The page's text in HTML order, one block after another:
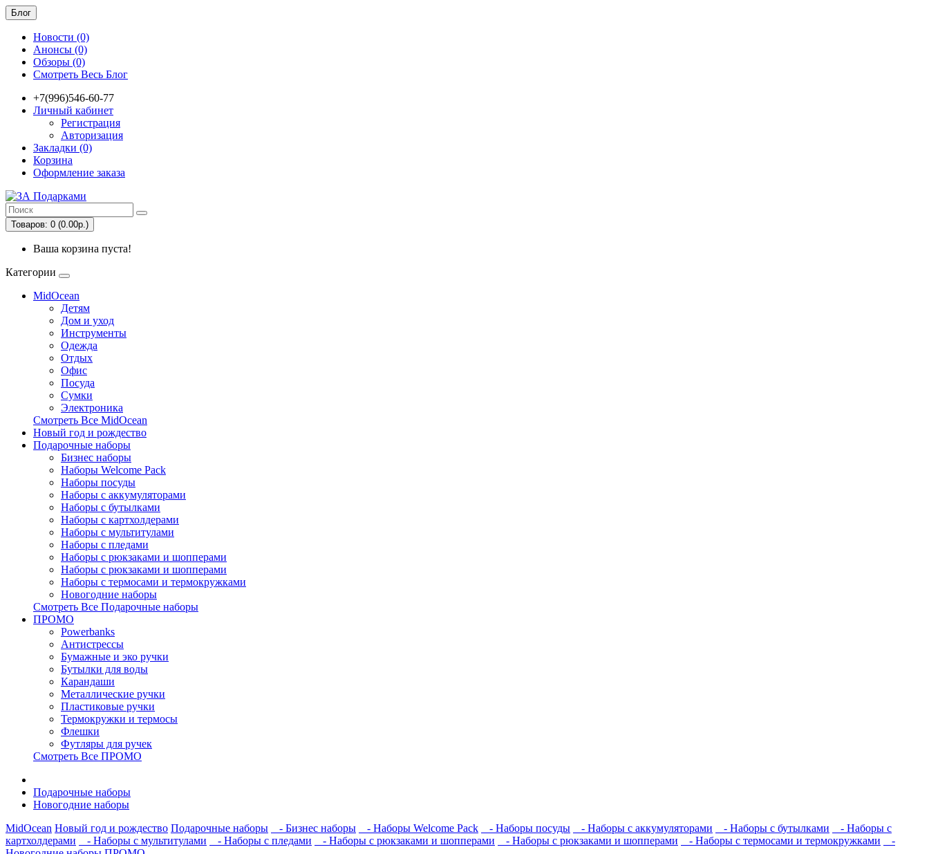
Блог
Новости (0)
Анонсы (0)
Обзоры (0)
Смотреть Весь Блог
+7(996)546-60-77
Личный кабинет
Регистрация
Авторизация
Закладки (0)
Корзина
Оформление заказа
Товаров: 0 (0.00р.)
Ваша корзина пуста!
Категории
MidOcean
Детям
Дом и уход
Инструменты
Одежда
Отдых
Офис
Посуда
Сумки
Электроника
Смотреть Все MidOcean
Новый год и рождество
Подарочные наборы
Бизнес наборы
Наборы Welcome Pack
Наборы посуды
Наборы с аккумуляторами
Наборы с бутылками
Наборы с картхолдерами
Наборы с мультитулами
Наборы с пледами
Наборы с рюкзаками и шопперами
Наборы с рюкзаками и шопперами
Наборы с термосами и термокружками
Новогодние наборы
Смотреть Все Подарочные наборы
ПРОМО
Powerbanks
Антистрессы
Бумажные и эко ручки
Бутылки для воды
Карандаши
Металлические ручки
Пластиковые ручки
Термокружки и термосы
Флешки
Футляры для ручек
Смотреть Все ПРОМО
Подарочные наборы
Новогодние наборы
MidOcean Новый год и рождество Подарочные наборы - Бизнес наборы - Наборы Welcome Pack - Наборы посуды - Наборы с аккумуляторами - Наборы с бутылками
- Наборы с
картхолдерами
- Наборы с мультитулами - Наборы с пледами - Наборы с рюкзаками и шопперами - Наборы с рюкзаками и шопперами - Наборы с термосами и термокружками
-